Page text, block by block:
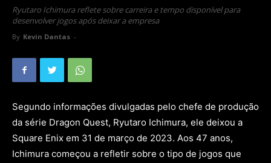
Ryutaro Ichimura reflete sobre carreira e tempo disponível para
desenvolver jogos após deixar a empresa
By Kevin Dantas -
Segundo informações divulgadas pelo chefe de produção
da série Dragon Quest, Ryutaro Ichimura, ele deixou a
Square Enix em 31 de março de 2023. Aos 47 anos,
Ichimura começou a refletir sobre o tipo de jogos que